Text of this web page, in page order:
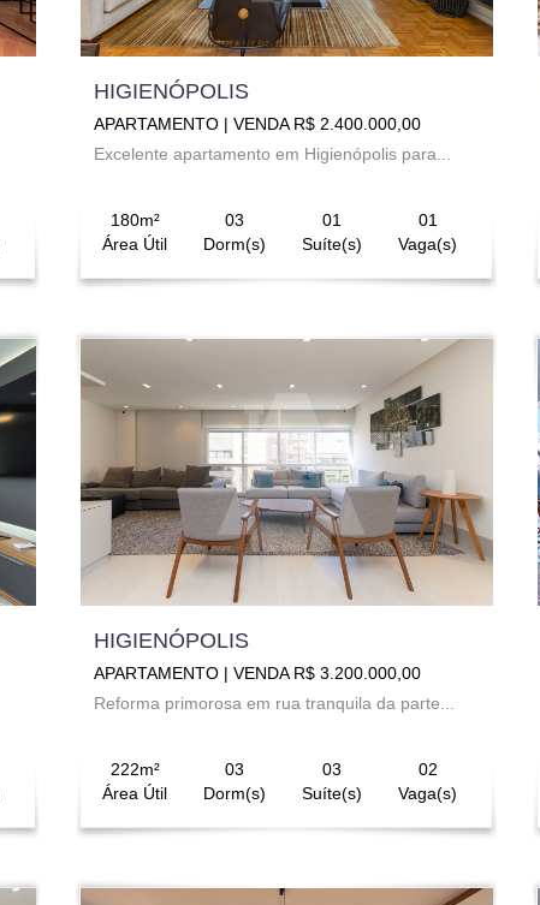
HIGIENÓPOLIS
APARTAMENTO | VENDA R$ 2.400.000,00
Excelente apartamento em Higienópolis para...
180m²
Área Útil
03
Dorm(s)
01
Suíte(s)
01
Vaga(s)
HIGIENÓPOLIS
APARTAMENTO | VENDA R$ 3.200.000,00
Reforma primorosa em rua tranquila da parte...
222m²
Área Útil
03
Dorm(s)
03
Suíte(s)
02
Vaga(s)